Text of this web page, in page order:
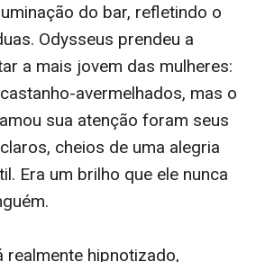
do bar, refletindo o
Odysseus prendeu a
a mais jovem das mulheres:
avermelhados, mas o
sua atenção foram seus
cheios de uma alegria
Era um brilho que ele nunca
realmente hipnotizado,